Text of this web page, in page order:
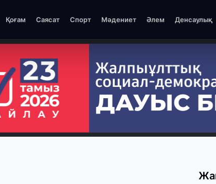
Қоғам Саясат Спорт Мәдениет Әлем Денсаулық